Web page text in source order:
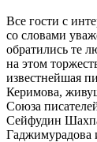
Все гости с
со словами
обратились те
на этом
известнейшая
Керимова,
Союза
Сейфудин
Гаджимурадова